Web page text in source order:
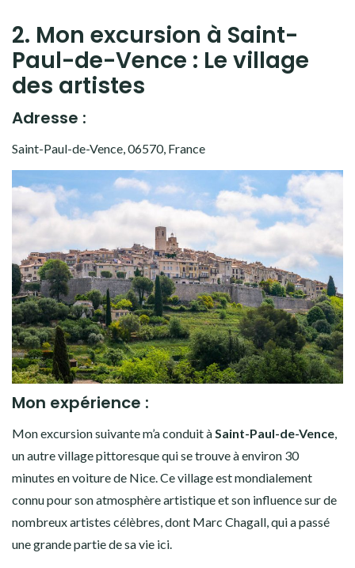
2. Mon excursion à Saint-
Paul-de-Vence : Le village
des artistes
Adresse :
Saint-Paul-de-Vence, 06570, France
Mon expérience :
Mon excursion suivante m’a conduit àSaint-Paul-de-Vence,
un autre village pittoresque qui se trouve à environ 30
minutes en voiture de Nice. Ce village est mondialement
connu pour son atmosphère artistique et son influence sur de
nombreux artistes célèbres, dont Marc Chagall, qui a passé
une grande partie de sa vie ici.